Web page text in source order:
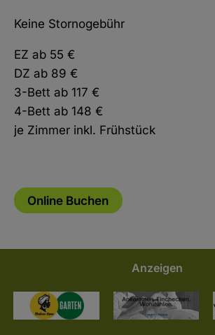
Keine Stornogebühr
EZ ab 55 €
DZ ab 89 €
3-Bett ab 117 €
4-Bett ab 148 €
je Zimmer inkl. Frühstück
Online Buchen
Anzeigen